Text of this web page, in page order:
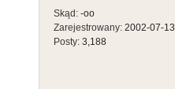
Skąd: -oo
Zarejestrowany: 2002-07-13
Posty: 3,188